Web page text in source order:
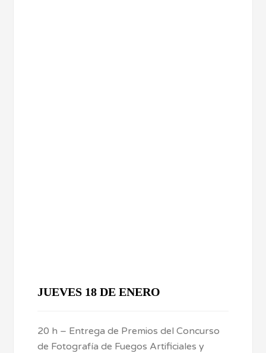
JUEVES 18 DE ENERO
20 h – Entrega de Premios del Concurso
de Fotografía de Fuegos Artificiales y